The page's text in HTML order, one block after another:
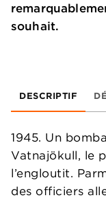
souhait.
DESCRIPTIF
1945. Un
Vatnajökull, le
l’engloutit.
des officiers